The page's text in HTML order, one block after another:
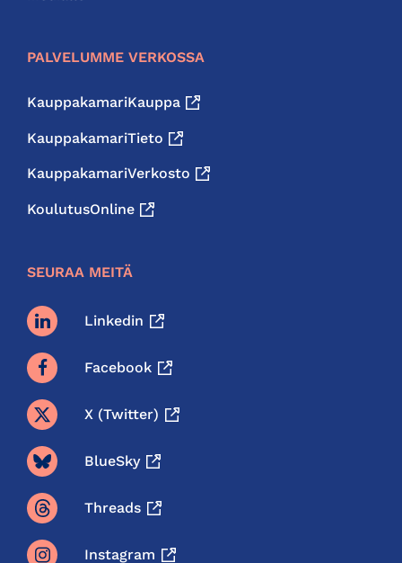
PALVELUMME VERKOSSA
KauppakamariKauppa
KauppakamariTieto
KauppakamariVerkosto
KoulutusOnline
SEURAA MEITÄ
Linkedin
Facebook
X (twitter)
BlueSky
Threads
Instagram